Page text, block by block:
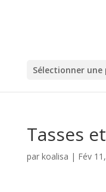
Sélectionner une
Tasses
par koalisa | Fév